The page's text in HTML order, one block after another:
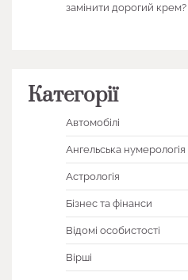
замінити дорогий крем?
Категорії
Автомобілі
Ангельська нумерологія
Астрологія
Бізнес та фінанси
Відомі особистості
Вірші